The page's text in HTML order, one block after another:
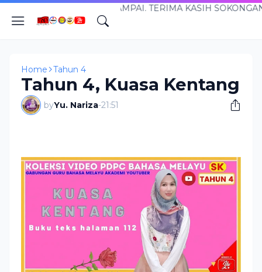
TAPI SAMPAI. TERIMA KASIH
Home Tahun 4
Tahun 4, Kuasa Kentang
byYu. Nariza-21:51